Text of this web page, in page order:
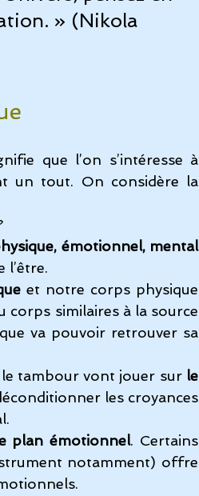
» (Nikola
que l’on s’intéresse à
un tout. On considère la
émotionnel, mental
l’être.
et notre corps physique
corps similaires à la source
va pouvoir retrouver sa
tambour vont jouer sur le
les croyances
plan émotionnel. Certains
notamment) offre